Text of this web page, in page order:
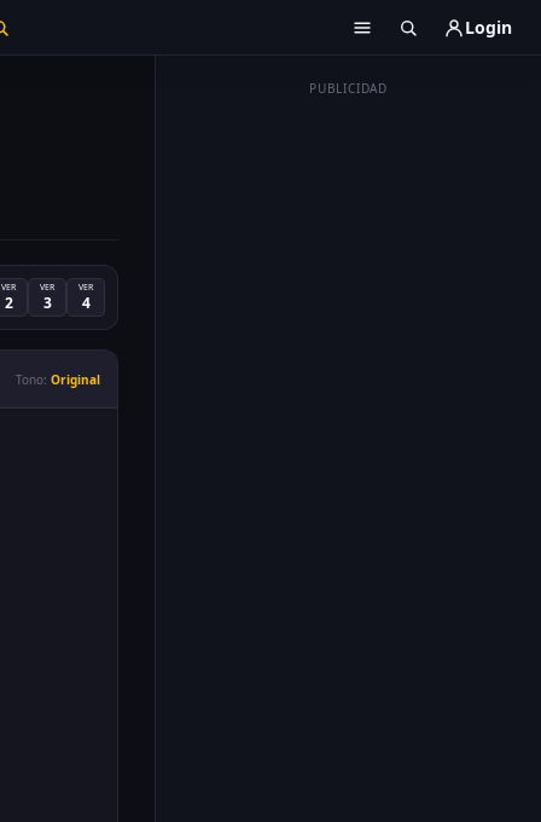
Login
PUBLICIDAD
VER
2
VER
3
VER
4
Tono: Original